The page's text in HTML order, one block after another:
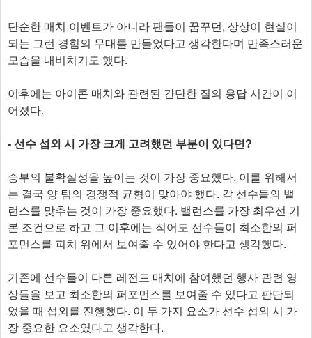
단순한 매치 이벤트가 아니라 팬들이 꿈꾸던, 상상이 현실이
되는 그런 경험의 무대를 만들었다고 생각한다며 만족스러운
모습을 내비치기도 했다.
이후에는 아이콘 매치와 관련된 간단한 질의 응답 시간이 이
어졌다.
- 선수 섭외 시 가장 크게 고려했던 부분이 있다면?
승부의 불확실성을 높이는 것이 가장 중요했다. 이를 위해서
는 결국 양 팀의 경쟁적 균형이 맞아야 했다. 각 선수들의 밸
런스를 맞추는 것이 가장 중요했다. 밸런스를 가장 최우선 기
본 조건으로 하고 그 이후에는 적어도 선수들이 최소한의 퍼
포먼스를 피치 위에서 보여줄 수 있어야 한다고 생각했다.
기존에 선수들이 다른 레전드 매치에 참여했던 행사 관련 영
상들을 보고 최소한의 퍼포먼스를 보여줄 수 있다고 판단되
었을 때 섭외를 진행했다. 이 두 가지 요소가 선수 섭외 시 가
장 중요한 요소였다고 생각한다.